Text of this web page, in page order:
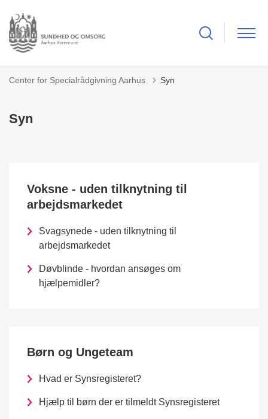
Center for Specialrådgivning Aarhus Syn
Syn
Voksne - uden tilknytning til
arbejdsmarkedet
Svagsynede - uden tilknytning til
arbejdsmarkedet
Døvblinde - hvordan ansøges om
hjælpemidler?
Børn og Ungeteam
Hvad er Synsregisteret?
Hjælp til børn der er tilmeldt Synsregisteret